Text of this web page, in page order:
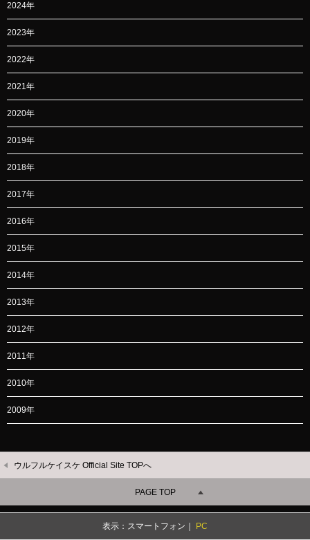
2024年
2023年
2022年
2021年
2020年
2019年
2018年
2017年
2016年
2015年
2014年
2013年
2012年
2011年
2010年
2009年
ウルフルケイスケ Official Site TOPへ
PAGE TOP
表示：スマートフォン｜ PC